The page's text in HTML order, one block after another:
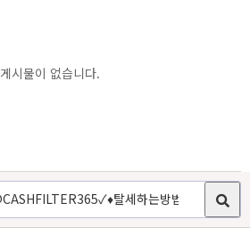
게시물이 없습니다.